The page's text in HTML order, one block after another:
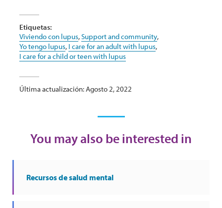
Etiquetas:
Viviendo con lupus,Support and community,
Yo tengo lupus, I care for an adult with lupus,
I care for a child or teen with lupus
Última actualización: Agosto 2, 2022
You may also be interested in
Recursos de salud mental